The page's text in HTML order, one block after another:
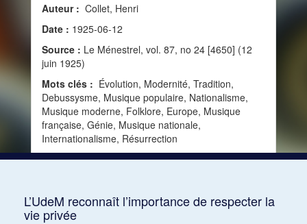
Auteur : Collet, Henri
Date : 1925-06-12
Source : Le Ménestrel, vol. 87, no 24 [4650] (12
juin 1925)
Mots clés : Évolution, Modernité, Tradition,
Debussysme, Musique populaire, Nationalisme,
Musique moderne, Folklore, Europe, Musique
française, Génie, Musique nationale,
Internationalisme, Résurrection
L’UdeM reconnaît l’importance de respecter la
vie privée